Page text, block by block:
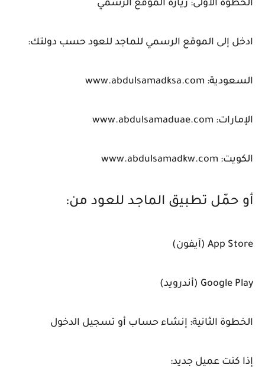
الخطوة الأولى: زيارة الموقع الرسمي
ادخل إلى الموقع الرسمي للماجد للعود حسب دولتك:
السعودية: www.abdulsamadksa.com
الإمارات: www.abdulsamaduae.com
الكويت: www.abdulsamadkw.com
أو حمّل تطبيق الماجد للعود من:
App Store (آيفون)
Google Play (أندرويد)
الخطوة الثانية: إنشاء حساب أو تسجيل الدخول
إذا كنت عميل جديد: